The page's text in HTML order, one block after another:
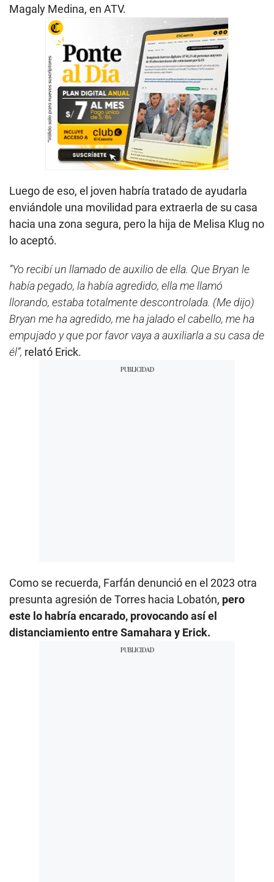
Magaly Medina, en ATV.
Luego de eso, el joven habría tratado de ayudarla
enviándole una movilidad para extraerla de su casa
hacia una zona segura, pero la hija de Melisa Klug no
lo aceptó.
“Yo recibí un llamado de auxilio de ella. Que Bryan le
había pegado, la había agredido, ella me llamó
llorando, estaba totalmente descontrolada. (Me dijo)
Bryan me ha agredido, me ha jalado el cabello, me ha
empujado y que por favor vaya a auxiliarla a su casa de
él”, relató Erick.
Como se recuerda, Farfán denunció en el 2023 otra
presunta agresión de Torres hacia Lobatón, pero
este lo habría encarado, provocando así el
distanciamiento entre Samahara y Erick.